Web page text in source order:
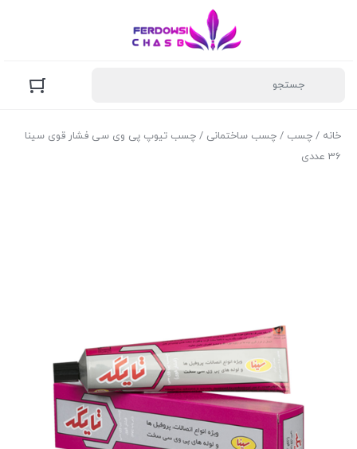
خانه / چسب / چسب ساختمانی / چسب تیوپ پی وی سی فشار قوی سینا
36 عددی